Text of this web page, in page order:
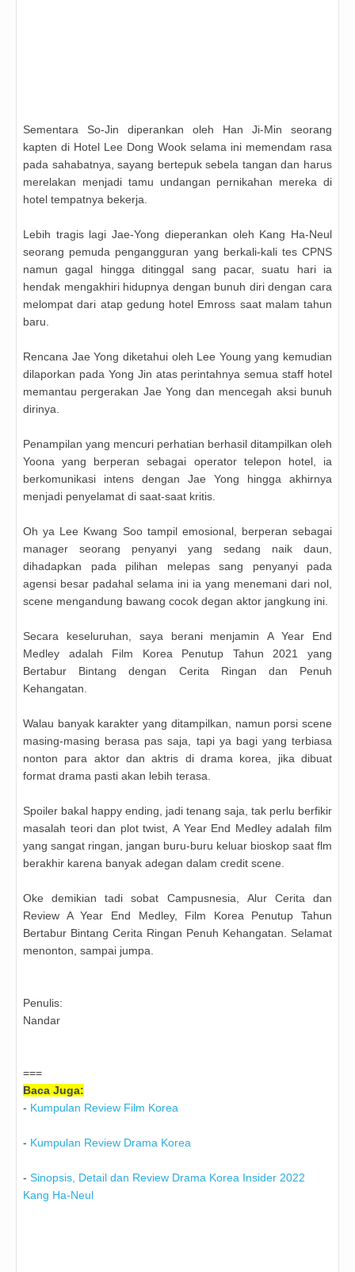
Sementara So-Jin diperankan oleh Han Ji-Min seorang
kapten di Hotel Lee Dong Wook selama ini memendam rasa
pada sahabatnya, sayang bertepuk sebela tangan dan harus
merelakan menjadi tamu undangan pernikahan mereka di
hotel tempatnya bekerja.
Lebih tragis lagiJae-Yong dieperankan oleh Kang Ha-Neul
seorang pemuda pengangguran yang berkali-kali tes CPNS
namun gagal hingga ditinggal sang pacar, suatu hari ia
hendak mengakhiri hidupnya dengan bunuh diri dengan cara
melompat dari atap gedung hotel Emross saat malam tahun
baru.
Rencana Jae Yong diketahui oleh Lee Young yang kemudian
dilaporkan pada Yong Jin atas perintahnya semua staff hotel
memantau pergerakan Jae Yong dan mencegah aksi bunuh
dirinya.
Penampilan yang mencuri perhatian berhasil ditampilkan oleh
Yoona yang berperan sebagai operator telepon hotel, ia
berkomunikasi intens dengan Jae Yong hingga akhirnya
menjadi penyelamat di saat-saat kritis.
Oh ya Lee Kwang Soo tampil emosional, berperan sebagai
manager seorang penyanyi yang sedang naik daun,
dihadapkan pada pilihan melepas sang penyanyi pada
agensi besar padahal selama ini ia yang menemani dari nol,
scene mengandung bawang cocok degan aktor jangkung ini.
Secara keseluruhan, saya berani menjaminA Year End
Medley adalah Film Korea Penutup Tahun 2021 yang
Bertabur Bintang dengan Cerita Ringan dan Penuh
Kehangatan.
Walau banyak karakter yang ditampilkan, namun porsi scene
masing-masing berasa pas saja, tapi ya bagi yang terbiasa
nonton para aktor dan aktris di drama korea, jika dibuat
format drama pasti akan lebih terasa.
Spoiler bakal happy ending, jadi tenang saja, tak perlu berfikir
masalah teori dan plot twist, A Year End Medley adalah film
yang sangat ringan, jangan buru-buru keluar bioskop saat flm
berakhir karena banyak adegan dalam credit scene.
Oke demikian tadi sobat Campusnesia, Alur Cerita dan
Review A Year End Medley, Film Korea Penutup Tahun
Bertabur Bintang Cerita Ringan Penuh Kehangatan. Selamat
menonton, sampai jumpa.
Penulis:
Nandar
===
Baca Juga:
- Kumpulan Review Film Korea
- Kumpulan Review Drama Korea
- Sinopsis, Detail dan Review Drama Korea Insider 2022
Kang Ha-Neul